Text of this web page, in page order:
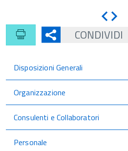
Indietro
CONDIVIDI
Disposizioni Generali
Organizzazione
Consulenti e Collaboratori
Personale